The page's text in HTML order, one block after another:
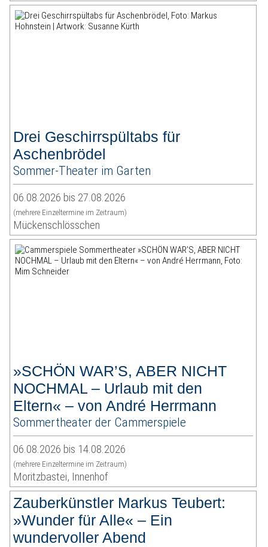
Drei Geschirrspültabs für
Aschenbrödel
Sommer-Theater im Garten
06.08.2026 bis 27.08.2026
(mehrere Einzeltermine im Zeitraum)
Mückenschlösschen
»SCHÖN WAR’S, ABER NICHT
NOCHMAL – Urlaub mit den
Eltern« – von André Herrmann
Sommertheater der Cammerspiele
06.08.2026 bis 14.08.2026
(mehrere Einzeltermine im Zeitraum)
Moritzbastei, Innenhof
Zauberkünstler Markus Teubert:
»Wunder für Alle« – Ein
wundervoller Abend